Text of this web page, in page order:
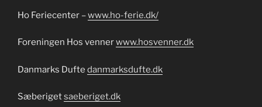
Ho Feriecenter –www.ho-ferie.dk/
Foreningen Hos vennerwww.hosvenner.dk
Danmarks Dufte danmarksdufte.dk
Sæberigetsaeberiget.dk